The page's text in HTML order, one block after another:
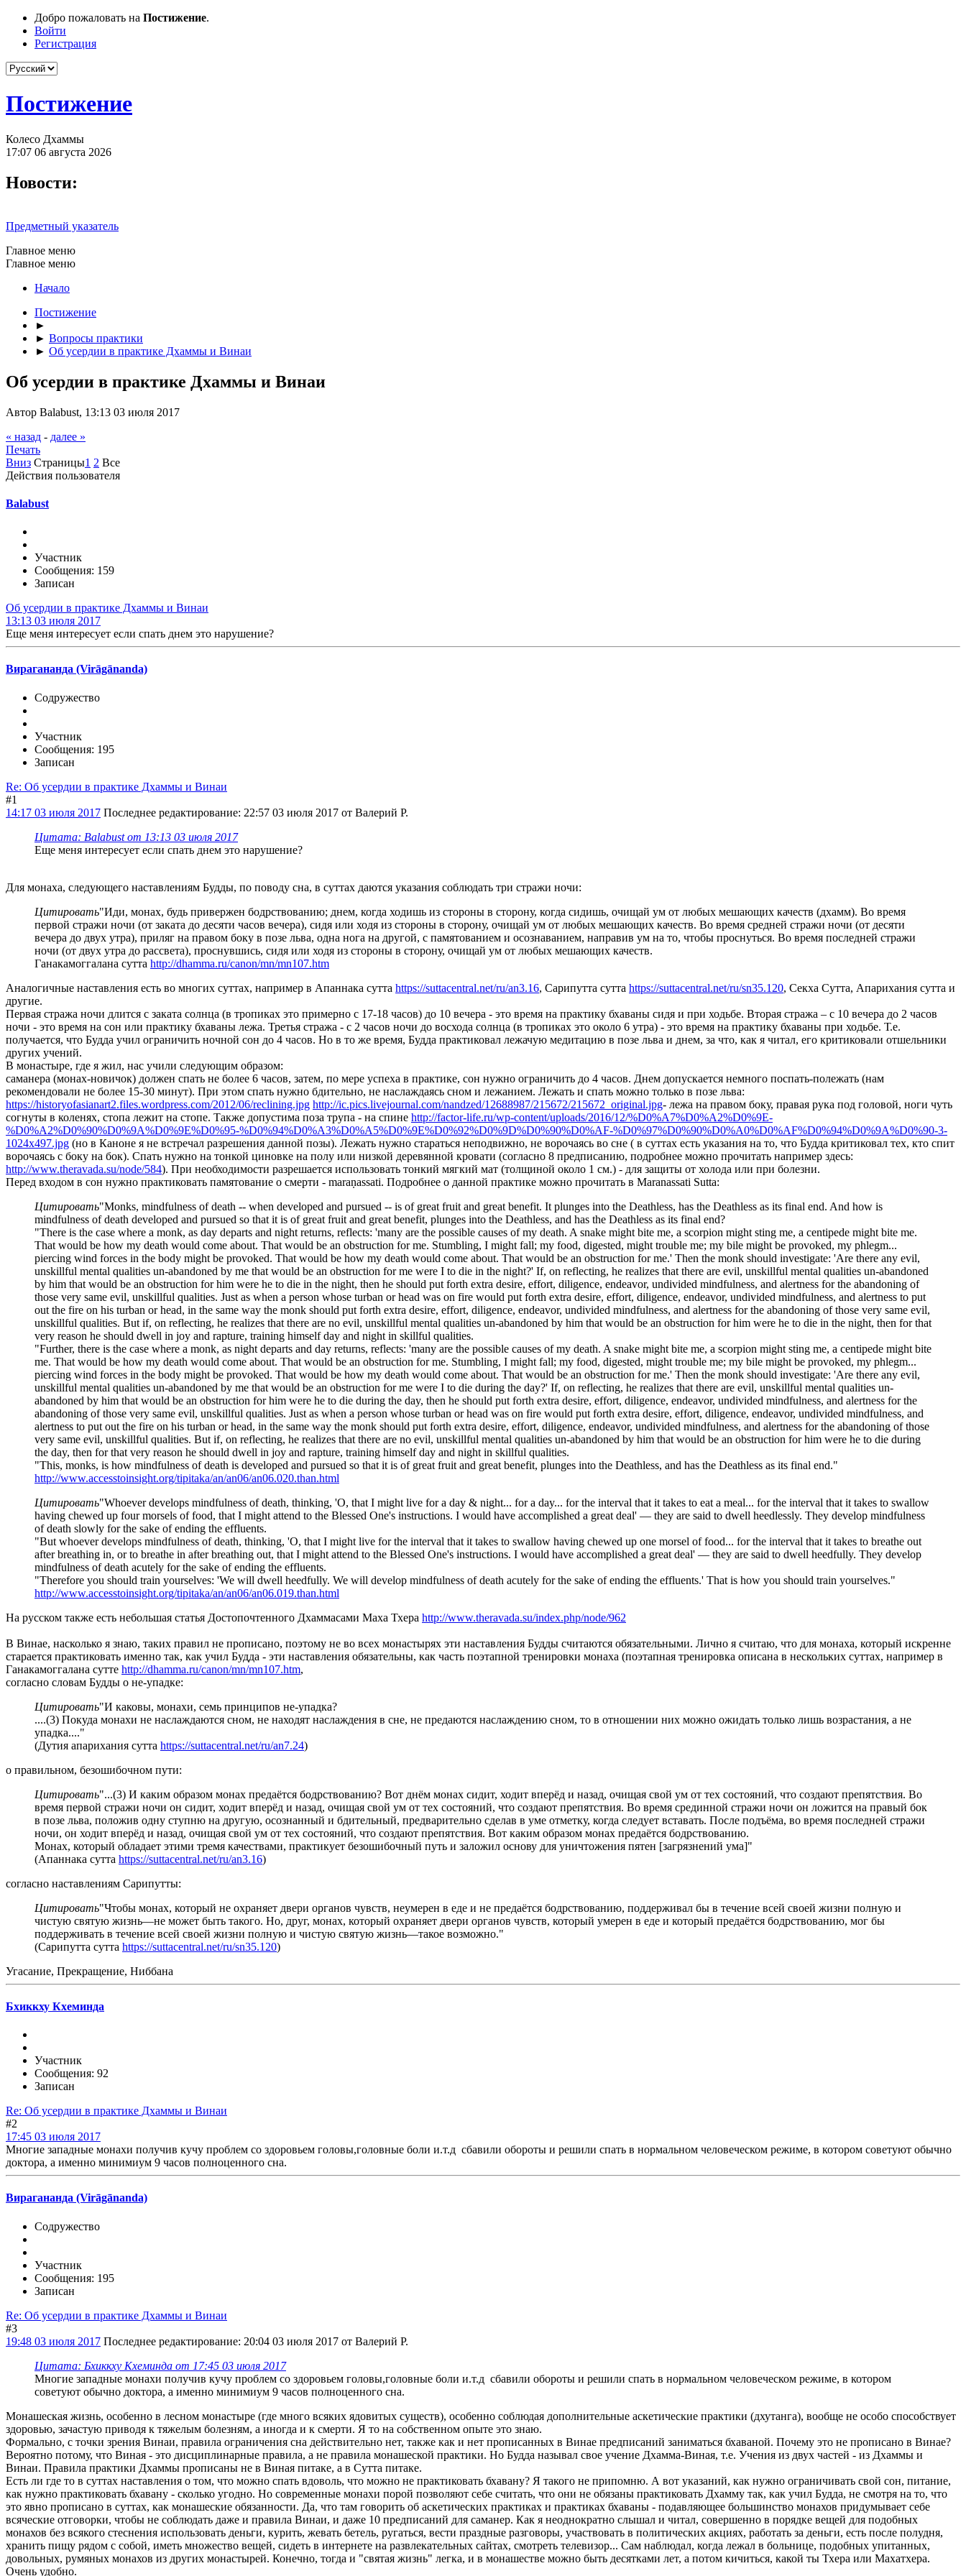
Добро пожаловать на Постижение.
Войти
Регистрация
Постижение
Колесо Дхаммы
17:07 06 августа 2026
Новости:
Предметный указатель
Главное меню
Главное меню
Начало
Постижение
►
► Вопросы практики
► Об усердии в практике Дхаммы и Винаи
Об усердии в практике Дхаммы и Винаи
Автор Balabust, 13:13 03 июля 2017
« назад - далее »
Печать
Вниз Страницы1 2 Все
Действия пользователя
Balabust
Участник
Сообщения: 159
Записан
Об усердии в практике Дхаммы и Винаи
13:13 03 июля 2017
Еще меня интересует если спать днем это нарушение?
Вирагананда (Virāgānanda)
Содружество
Участник
Сообщения: 195
Записан
Re: Об усердии в практике Дхаммы и Винаи
#1
14:17 03 июля 2017 Последнее редактирование: 22:57 03 июля 2017 от Валерий Р.
Цитата: Balabust от 13:13 03 июля 2017
Еще меня интересует если спать днем это нарушение?
Для монаха, следующего наставлениям Будды, по поводу сна, в суттах даются указания соблюдать три стражи ночи:
Цитировать"Иди, монах, будь привержен бодрствованию; днем, когда ходишь из стороны в сторону, когда сидишь, очищай ум от любых мешающих качеств (дхамм). Во время
первой стражи ночи (от заката до десяти часов вечера), сидя или ходя из стороны в сторону, очищай ум от любых мешающих качеств. Во время средней стражи ночи (от десяти
вечера до двух утра), приляг на правом боку в позе льва, одна нога на другой, с памятованием и осознаванием, направив ум на то, чтобы проснуться. Во время последней стражи
ночи (от двух утра до рассвета), проснувшись, сидя или ходя из стороны в сторону, очищай ум от любых мешающих качеств.
Ганакамоггалана сутта http://dhamma.ru/canon/mn/mn107.htm
Аналогичные наставления есть во многих суттах, например в Апаннака сутта https://suttacentral.net/ru/an3.16, Сарипутта сутта https://suttacentral.net/ru/sn35.120, Секха Сутта, Апарихания сутта и
другие.
Первая стража ночи длится с заката солнца (в тропиках это примерно с 17-18 часов) до 10 вечера - это время на практику бхаваны сидя и при ходьбе. Вторая стража – с 10 вечера до 2 часов
ночи - это время на сон или практику бхаваны лежа. Третья стража - с 2 часов ночи до восхода солнца (в тропиках это около 6 утра) - это время на практику бхаваны при ходьбе. Т.е.
получается, что Будда учил ограничить ночной сон до 4 часов. Но в то же время, Будда практиковал лежачую медитацию в позе льва и днем, за что, как я читал, его критиковали отшельники
других учений.
В монастыре, где я жил, нас учили следующим образом:
саманера (монах-новичок) должен спать не более 6 часов, затем, по мере успеха в практике, сон нужно ограничить до 4 часов. Днем допускается немного поспать-полежать (нам
рекомендовали не более 15-30 минут). При этом спать нужно бдительно, не наслаждаясь сном и лежанием. Лежать и спать можно только в позе льва:
https://historyofasianart2.files.wordpress.com/2012/06/reclining.jpg http://ic.pics.livejournal.com/nandzed/12688987/215672/215672_original.jpg- лежа на правом боку, правая рука под головой, ноги чуть
согнуты в коленях, стопа лежит на стопе. Также допустима поза трупа - на спине http://factor-life.ru/wp-content/uploads/2016/12/%D0%A7%D0%A2%D0%9E-
%D0%A2%D0%90%D0%9A%D0%9E%D0%95-%D0%94%D0%A3%D0%A5%D0%9E%D0%92%D0%9D%D0%90%D0%AF-%D0%97%D0%90%D0%A0%D0%AF%D0%94%D0%9A%D0%90-3-
1024x497.jpg (но в Каноне я не встречал разрешения данной позы). Лежать нужно стараться неподвижно, не ворочаясь во сне ( в суттах есть указания на то, что Будда критиковал тех, кто спит
ворочаясь с боку на бок). Спать нужно на тонкой циновке на полу или низкой деревянной кровати (согласно 8 предписанию, подробнее можно прочитать например здесь:
http://www.theravada.su/node/584). При необходимости разрешается использовать тонкий мягкий мат (толщиной около 1 см.) - для защиты от холода или при болезни.
Перед входом в сон нужно практиковать памятование о смерти - maraṇassati. Подробнее о данной практике можно прочитать в Maranassati Sutta:
Цитировать"Monks, mindfulness of death -- when developed and pursued -- is of great fruit and great benefit. It plunges into the Deathless, has the Deathless as its final end. And how is
mindfulness of death developed and pursued so that it is of great fruit and great benefit, plunges into the Deathless, and has the Deathless as its final end?
"There is the case where a monk, as day departs and night returns, reflects: 'many are the possible causes of my death. A snake might bite me, a scorpion might sting me, a centipede might bite me.
That would be how my death would come about. That would be an obstruction for me. Stumbling, I might fall; my food, digested, might trouble me; my bile might be provoked, my phlegm...
piercing wind forces in the body might be provoked. That would be how my death would come about. That would be an obstruction for me.' Then the monk should investigate: 'Are there any evil,
unskillful mental qualities un-abandoned by me that would be an obstruction for me were I to die in the night?' If, on reflecting, he realizes that there are evil, unskillful mental qualities un-abandoned
by him that would be an obstruction for him were he to die in the night, then he should put forth extra desire, effort, diligence, endeavor, undivided mindfulness, and alertness for the abandoning of
those very same evil, unskillful qualities. Just as when a person whose turban or head was on fire would put forth extra desire, effort, diligence, endeavor, undivided mindfulness, and alertness to put
out the fire on his turban or head, in the same way the monk should put forth extra desire, effort, diligence, endeavor, undivided mindfulness, and alertness for the abandoning of those very same evil,
unskillful qualities. But if, on reflecting, he realizes that there are no evil, unskillful mental qualities un-abandoned by him that would be an obstruction for him were he to die in the night, then for that
very reason he should dwell in joy and rapture, training himself day and night in skillful qualities.
"Further, there is the case where a monk, as night departs and day returns, reflects: 'many are the possible causes of my death. A snake might bite me, a scorpion might sting me, a centipede might bite
me. That would be how my death would come about. That would be an obstruction for me. Stumbling, I might fall; my food, digested, might trouble me; my bile might be provoked, my phlegm...
piercing wind forces in the body might be provoked. That would be how my death would come about. That would be an obstruction for me.' Then the monk should investigate: 'Are there any evil,
unskillful mental qualities un-abandoned by me that would be an obstruction for me were I to die during the day?' If, on reflecting, he realizes that there are evil, unskillful mental qualities un-
abandoned by him that would be an obstruction for him were he to die during the day, then he should put forth extra desire, effort, diligence, endeavor, undivided mindfulness, and alertness for the
abandoning of those very same evil, unskillful qualities. Just as when a person whose turban or head was on fire would put forth extra desire, effort, diligence, endeavor, undivided mindfulness, and
alertness to put out the fire on his turban or head, in the same way the monk should put forth extra desire, effort, diligence, endeavor, undivided mindfulness, and alertness for the abandoning of those
very same evil, unskillful qualities. But if, on reflecting, he realizes that there are no evil, unskillful mental qualities un-abandoned by him that would be an obstruction for him were he to die during
the day, then for that very reason he should dwell in joy and rapture, training himself day and night in skillful qualities.
"This, monks, is how mindfulness of death is developed and pursued so that it is of great fruit and great benefit, plunges into the Deathless, and has the Deathless as its final end."
http://www.accesstoinsight.org/tipitaka/an/an06/an06.020.than.html
Цитировать"Whoever develops mindfulness of death, thinking, 'O, that I might live for a day & night... for a day... for the interval that it takes to eat a meal... for the interval that it takes to swallow
having chewed up four morsels of food, that I might attend to the Blessed One's instructions. I would have accomplished a great deal' — they are said to dwell heedlessly. They develop mindfulness
of death slowly for the sake of ending the effluents.
"But whoever develops mindfulness of death, thinking, 'O, that I might live for the interval that it takes to swallow having chewed up one morsel of food... for the interval that it takes to breathe out
after breathing in, or to breathe in after breathing out, that I might attend to the Blessed One's instructions. I would have accomplished a great deal' — they are said to dwell heedfully. They develop
mindfulness of death acutely for the sake of ending the effluents.
"Therefore you should train yourselves: 'We will dwell heedfully. We will develop mindfulness of death acutely for the sake of ending the effluents.' That is how you should train yourselves."
http://www.accesstoinsight.org/tipitaka/an/an06/an06.019.than.html
На русском также есть небольшая статья Достопочтенного Дхаммасами Маха Тхера http://www.theravada.su/index.php/node/962
В Винае, насколько я знаю, таких правил не прописано, поэтому не во всех монастырях эти наставления Будды считаются обязательными. Лично я считаю, что для монаха, который искренне
старается практиковать именно так, как учил Будда - эти наставления обязательны, как часть поэтапной тренировки монаха (поэтапная тренировка описана в нескольких суттах, например в
Ганакамоггалана сутте http://dhamma.ru/canon/mn/mn107.htm,
согласно словам Будды о не-упадке:
Цитировать"И каковы, монахи, семь принципов не-упадка?
....(3) Покуда монахи не наслаждаются сном, не находят наслаждения в сне, не предаются наслаждению сном, то в отношении них можно ожидать только лишь возрастания, а не
упадка...."
(Дутия апарихания сутта https://suttacentral.net/ru/an7.24)
о правильном, безошибочном пути:
Цитировать"...(3) И каким образом монах предаётся бодрствованию? Вот днём монах сидит, ходит вперёд и назад, очищая свой ум от тех состояний, что создают препятствия. Во
время первой стражи ночи он сидит, ходит вперёд и назад, очищая свой ум от тех состояний, что создают препятствия. Во время срединной стражи ночи он ложится на правый бок
в позе льва, положив одну ступню на другую, осознанный и бдительный, предварительно сделав в уме отметку, когда следует вставать. После подъёма, во время последней стражи
ночи, он ходит вперёд и назад, очищая свой ум от тех состояний, что создают препятствия. Вот каким образом монах предаётся бодрствованию.
Монах, который обладает этими тремя качествами, практикует безошибочный путь и заложил основу для уничтожения пятен [загрязнений ума]"
(Апаннака сутта https://suttacentral.net/ru/an3.16)
согласно наставлениям Сарипутты:
Цитировать"Чтобы монах, который не охраняет двери органов чувств, неумерен в еде и не предаётся бодрствованию, поддерживал бы в течение всей своей жизни полную и
чистую святую жизнь—не может быть такого. Но, друг, монах, который охраняет двери органов чувств, который умерен в еде и который предаётся бодрствованию, мог бы
поддерживать в течение всей своей жизни полную и чистую святую жизнь—такое возможно."
(Сарипутта сутта https://suttacentral.net/ru/sn35.120)
Угасание, Прекращение, Ниббана
Бхиккху Кхеминда
Участник
Сообщения: 92
Записан
Re: Об усердии в практике Дхаммы и Винаи
#2
17:45 03 июля 2017
Многие западные монахи получив кучу проблем со здоровьем головы,головные боли и.т.д сбавили обороты и решили спать в нормальном человеческом режиме, в котором советуют обычно
доктора, а именно минимиум 9 часов полноценного сна.
Вирагананда (Virāgānanda)
Содружество
Участник
Сообщения: 195
Записан
Re: Об усердии в практике Дхаммы и Винаи
#3
19:48 03 июля 2017 Последнее редактирование: 20:04 03 июля 2017 от Валерий Р.
Цитата: Бхиккху Кхеминда от 17:45 03 июля 2017
Многие западные монахи получив кучу проблем со здоровьем головы,головные боли и.т.д сбавили обороты и решили спать в нормальном человеческом режиме, в котором
советуют обычно доктора, а именно минимиум 9 часов полноценного сна.
Монашеская жизнь, особенно в лесном монастыре (где много всяких ядовитых существ), особенно соблюдая дополнительные аскетические практики (дхутанга), вообще не особо способствует
здоровью, зачастую приводя к тяжелым болезням, а иногда и к смерти. Я то на собственном опыте это знаю.
Формально, с точки зрения Винаи, правила ограничения сна действительно нет, также как и нет прописанных в Винае предписаний заниматься бхаваной. Почему это не прописано в Винае?
Вероятно потому, что Виная - это дисциплинарные правила, а не правила монашеской практики. Но Будда называл свое учение Дхамма-Виная, т.е. Учения из двух частей - из Дхаммы и
Винаи. Правила практики Дхаммы прописаны не в Виная питаке, а в Сутта питаке.
Есть ли где то в суттах наставления о том, что можно спать вдоволь, что можно не практиковать бхавану? Я такого не припомню. А вот указаний, как нужно ограничивать свой сон, питание,
как нужно практиковать бхавану - сколько угодно. Но современные монахи порой позволяют себе считать, что они не обязаны практиковать Дхамму так, как учил Будда, не смотря на то, что
это явно прописано в суттах, как монашеские обязанности. Да, что там говорить об аскетических практиках и практиках бхаваны - подавляющее большинство монахов придумывает себе
всяческие отговорки, чтобы не соблюдать даже и правила Винаи, и даже 10 предписаний для саманер. Как я неоднократно слышал и читал, совершенно в порядке вещей для подобных
монахов без всякого стеснения использовать деньги, курить, жевать бетель, ругаться, вести праздные разговоры, участвовать в политических акциях, работать за деньги, есть после полудня,
хранить пищу рядом с собой, иметь множество вещей, сидеть в интернете на развлекательных сайтах, смотреть телевизор... Сам наблюдал, когда лежал в больнице, подобных упитанных,
довольных, румяных монахов из других монастырей. Конечно, тогда и "святая жизнь" легка, и в монашестве можно быть десятками лет, а потом кичиться, какой ты Тхера или Махатхера.
Очень удобно.